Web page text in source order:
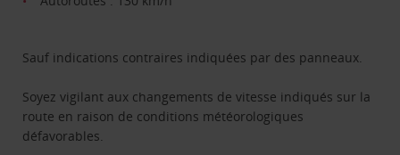
Sauf indications contraires indiquées par des panneaux.
Soyez vigilant aux changements de vitesse indiqués sur la
route en raison de conditions météorologiques
défavorables.